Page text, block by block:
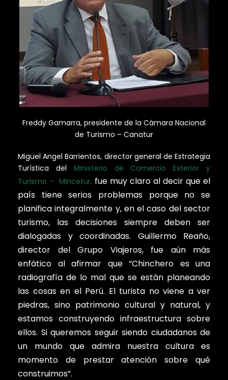
Freddy Gamarra, presidente de la Cámara Nacional
de Turismo – Canatur
Miguel Angel Barrientos, director general de Estrategia
Turística del Ministerio de Comercio Exterior y
Turismo – Mincetur, fue muy claro al decir que el
país tiene serios problemas porque no se
planifica integralmente y, en el caso del sector
turismo, las decisiones siempre deben ser
dialogadas y coordinadas. Guillermo Reaño,
director del Grupo Viajeros, fue aún más
enfático al afirmar que “Chinchero es una
radiografía de lo mal que se están planeando
las cosas en el Perú. El turista no viene a ver
piedras, sino patrimonio cultural y natural, y
estamos construyendo infraestructura sobre
ellos. Si queremos seguir siendo ciudadanos de
un mundo que admira nuestra cultura es
momento de prestar atención sobre qué
construimos”.